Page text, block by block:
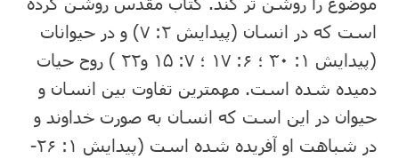
است که در انسان (پیدایش ۲: ۷) و در حیوانات
(پیدایش ۱: ۳۰ ؛ ۶: ۱۷ ؛ ۷: ۱۵ و۲۲ ) روح حیات
دمیده شده است. مهم⁯ترین تفاوت بین انسان و
حیوان در این است که انسان به صورت خداوند و
در شباهت او آفریده شده است (پیدایش ۱: ۲۶-